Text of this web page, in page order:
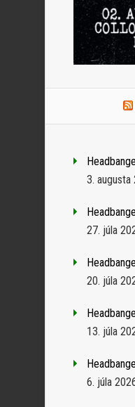
3. augusta
27. júla
20. júla
13. júla
6. júla